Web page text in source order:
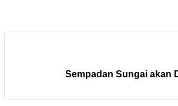
Sempadan Sungai akan